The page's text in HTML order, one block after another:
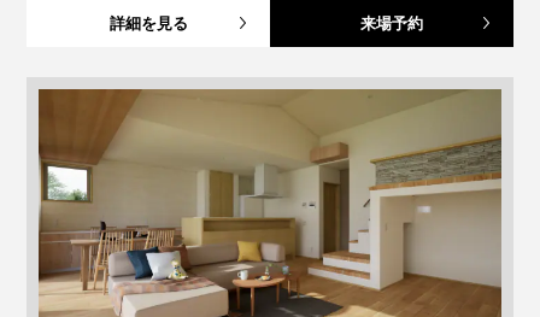
詳細を見る 来場予約